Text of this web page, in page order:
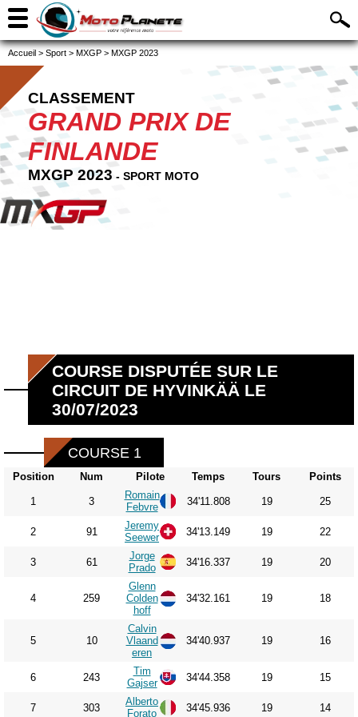
Accueil > Sport > MXGP > MXGP 2023
CLASSEMENT
GRAND PRIX DE
FINLANDE
MXGP 2023 - SPORT MOTO
COURSE DISPUTÉE SUR LE
CIRCUIT DE HYVINKÄÄ LE
30/07/2023
COURSE 1
Position Num Pilote Temps Tours Points
1 3
Romain
Febvre
34'11.808 19 25
2 91
Jeremy
Seewer
34'13.149 19 22
3 61
Jorge
Prado
34'16.337 19 20
4 259
Glenn
Colden
hoff
34'32.161 19 18
5 10
Calvin
Vlaand
eren
34'40.937 19 16
6 243
Tim
Gajser
34'44.358 19 15
7 303
Alberto
Forato
34'45.936 19 14